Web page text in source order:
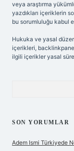
veya araştırma
yazdıkları içeriklerin
bu sorumluluğu kabul
Hukuka ve yasal
içerikleri,
ilgili içerikler yasal
SON YORUMLAR
Adem Ismi Türkiyede